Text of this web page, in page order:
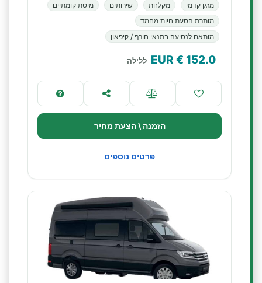
מזגן קדמי מקלחת שירותים
מיטת קומתיים
מותרת הסעת חיות מחמד
מותאם לנסיעה בתנאי חורף / קיפאון
152.0
€ EUR ללילה
הזמנה \ הצעת מחיר
פרטים נוספים